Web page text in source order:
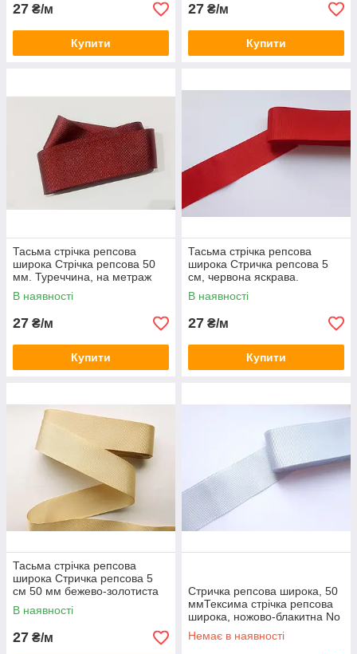
27 ₴/м
Купити
27 ₴/м
Купити
Тасьма стрічка репсова
широка Стрічка репсова 50
мм. Туреччина, на метраж
В наявності
27 ₴/м
Купити
Тасьма стрічка репсова
широка Стричка репсова 5
см, червона яскрава.
Туреччина
В наявності
27 ₴/м
Купити
Тасьма стрічка репсова
широка Стричка репсова 5
см 50 мм бежево-золотиста
09. Туреччина
В наявності
27 ₴/м
Стричка репсова широка, 50
ммТексима стрічка репсова
широка, ножово-блакитна No
91. Туреччина
Немає в наявності